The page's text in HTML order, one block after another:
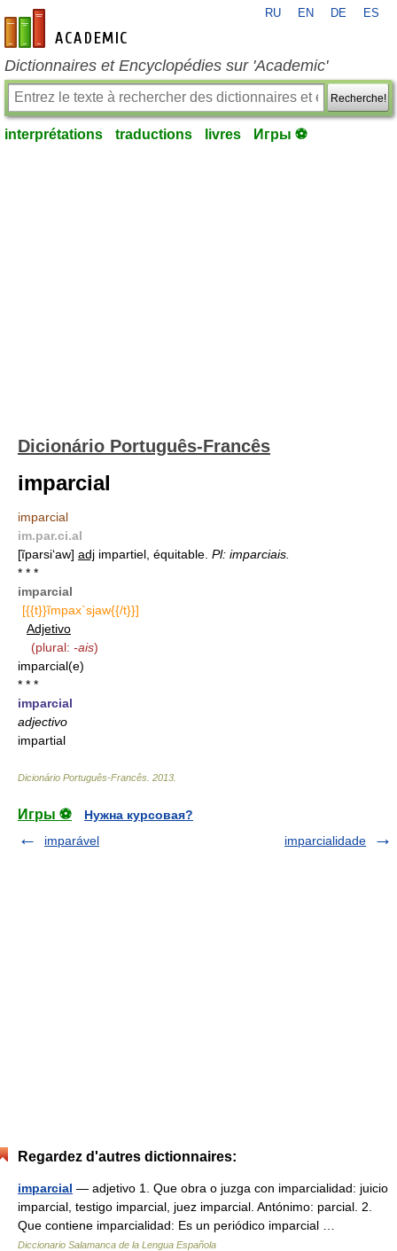
fr-academic.com
RU EN DE ES
Dictionnaires et Encyclopédies sur 'Academic'
Recherche!
interprétations traductions livres Игры ⚽
Dicionário Português-Francês
imparcial
imparcial
im.par.ci.al
[ĩparsi‘aw] adj impartiel, équitable. Pl: imparciais.
* * *
imparcial
[{{t}}ĩmpax`sjaw{{/t}}]
Adjetivo
(plural: -ais)
imparcial(e)
* * *
imparcial
adjectivo
impartial
Dicionário Português-Francês 2013
Игры ⚽
Нужна курсовая?
imparável
imparcialidade
Regardez d'autres dictionnaires:
imparcial — adjetivo 1. Que obra o juzga con imparcialidad: juicio
imparcial, testigo imparcial, juez imparcial. Antónimo: parcial. 2.
Que contiene imparcialidad: Es un periódico imparcial …
Diccionario Salamanca de la Lengua Española